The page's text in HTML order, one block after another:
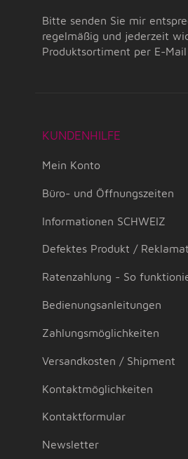
Bitte senden Sie mir
regelmäßig und jederzeit
Produktsortiment per E-Mail
KUNDENHILFE
Mein Konto
Büro- und Öffnungszeiten
Informationen SCHWEIZ
Defektes Produkt /
Ratenzahlung - So
Bedienungsanleitungen
Zahlungsmöglichkeiten
Versandkosten / Shipment
Kontaktmöglichkeiten
Kontaktformular
Newsletter